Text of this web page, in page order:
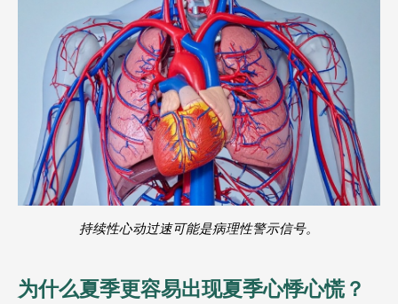
持续性心动过速可能是病理性警示信号。
为什么夏季更容易出现夏季心悸心慌？